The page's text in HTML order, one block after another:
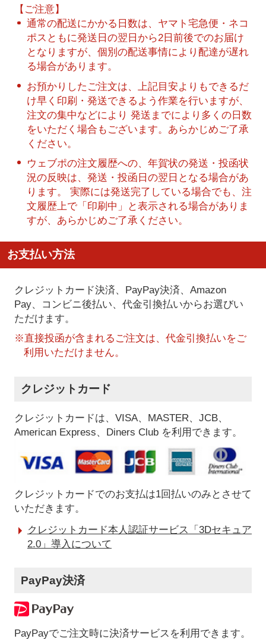
【ご注意】
通常の配送にかかる日数は、ヤマト宅急便・ネコ
ポスともに発送日の翌日から2日前後でのお届け
となりますが、個別の配送事情により配達が遅れ
る場合があります。
お預かりしたご注文は、上記目安よりもできるだ
け早く印刷・発送できるよう作業を行いますが、
注文の集中などにより 発送までにより多くの日数
をいただく場合もございます。あらかじめご了承
ください。
ウェブポの注文履歴への、年賀状の発送・投函状
況の反映は、発送・投函日の翌日となる場合があ
ります。 実際には発送完了している場合でも、注
文履歴上で「印刷中」と表示される場合がありま
すが、あらかじめご了承ください。
お支払い方法
クレジットカード決済、PayPay決済、Amazon
Pay、コンビニ後払い、代金引換払いからお選びい
ただけます。
※直接投函が含まれるご注文は、代金引換払いをご
利用いただけません。
クレジットカード
クレジットカードは、VISA、MASTER、JCB、
American Express、Diners Club を利用できます。
クレジットカードでのお支払は1回払いのみとさせて
いただきます。
クレジットカード本人認証サービス「3Dセキュア
2.0」導入について
PayPay決済
PayPayでご注文時に決済サービスを利用できます。